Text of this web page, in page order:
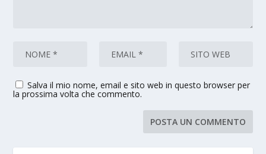
Salva il mio nome, email e sito web in questo browser per
la prossima volta che commento.